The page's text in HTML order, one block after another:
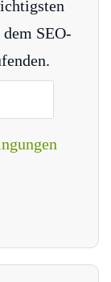
SEO-